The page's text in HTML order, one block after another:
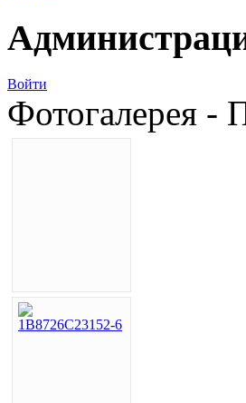
Войти
Фотогалерея -